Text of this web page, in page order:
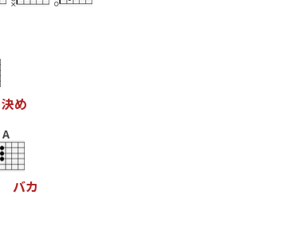
決め
A
バカ